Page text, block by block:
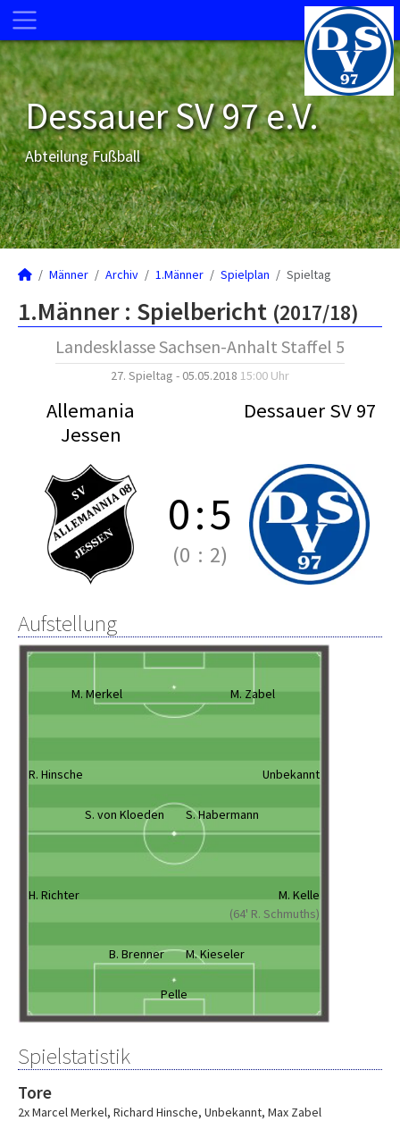
Dessauer SV 97 e.V.
Abteilung Fußball
Männer Archiv 1.Männer Spielplan Spieltag
1.Männer : Spielbericht (2017/18)
Landesklasse Sachsen-Anhalt Staffel 5
27. Spieltag - 05.05.2018 15:00 Uhr
Allemania
Jessen
Dessauer SV 97
0:5
(0 : 2)
Aufstellung
M. Merkel M. Zabel
R. Hinsche Unbekannt
S. von Kloeden S. Habermann
H. Richter
M. Kelle
(64' R. Schmuths)
B. Brenner M. Kieseler
Pelle
Spielstatistik
Tore
2x Marcel Merkel, Richard Hinsche, Unbekannt, Max Zabel